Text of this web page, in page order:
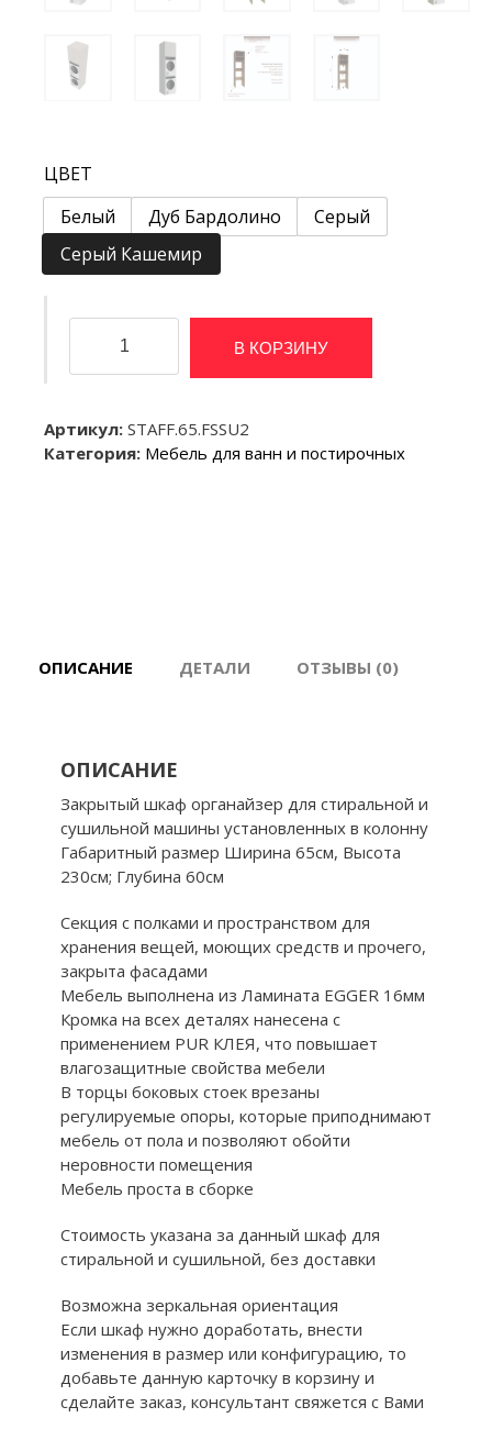
ЦВЕТ
Белый
Дуб Бардолино
Серый
Серый Кашемир
товара
Для
и
сушильной
В КОРЗИНУ
Артикул: STAFF.65.FSSU2
Категория: Мебель для ванн и постирочных
ОПИСАНИЕ ДЕТАЛИ ОТЗЫВЫ (0)
ОПИСАНИЕ
Закрытый шкаф органайзер для стиральной и
сушильной машины установленных в колонну
Габаритный размер Ширина 65см, Высота
230см; Глубина 60см
Секция с полками и пространством для
хранения вещей, моющих средств и прочего,
закрыта фасадами
Мебель выполнена из Ламината EGGER 16мм
Кромка на всех деталях нанесена с
применением PUR КЛЕЯ, что повышает
влагозащитные свойства мебели
В торцы боковых стоек врезаны
регулируемые опоры, которые приподнимают
мебель от пола и позволяют обойти
неровности помещения
Мебель проста в сборке
Стоимость указана за данный шкаф для
стиральной и сушильной, без доставки
Возможна зеркальная ориентация
Если шкаф нужно доработать, внести
изменения в размер или конфигурацию, то
добавьте данную карточку в корзину и
сделайте заказ, консультант свяжется с Вами